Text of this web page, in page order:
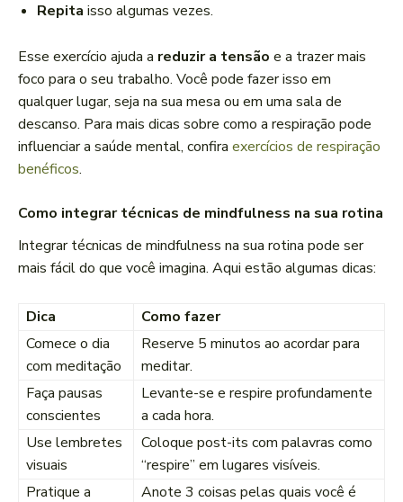
Repita isso algumas vezes.
Esse exercício ajuda a reduzir a tensão e a trazer mais
foco para o seu trabalho. Você pode fazer isso em
qualquer lugar, seja na sua mesa ou em uma sala de
descanso. Para mais dicas sobre como a respiração pode
influenciar a saúde mental, confira exercícios de respiração
benéficos.
Como integrar técnicas de mindfulness na sua rotina
Integrar técnicas de mindfulness na sua rotina pode ser
mais fácil do que você imagina. Aqui estão algumas dicas:
Dica
Como fazer
Comece o dia
com meditação
Reserve 5 minutos ao acordar para
meditar.
Faça pausas
conscientes
Levante-se e respire profundamente
a cada hora.
Use lembretes
visuais
Coloque post-its com palavras como
“respire” em lugares visíveis.
Pratique a
Anote 3 coisas pelas quais você é